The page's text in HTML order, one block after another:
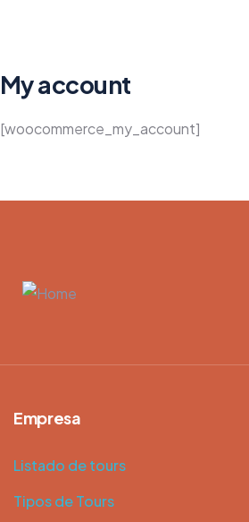
My account
[woocommerce_my_account]
Empresa
Listado de tours
Tipos de Tours